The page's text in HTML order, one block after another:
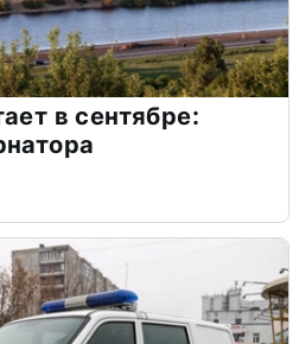
в сентябре: